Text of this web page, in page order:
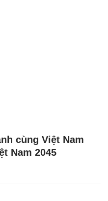
cùng Việt Nam
Nam 2045